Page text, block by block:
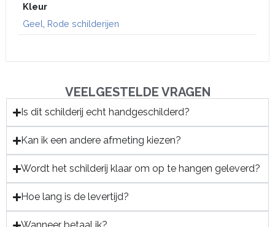
Kleur
Geel Rode schilderijen
VEELGESTELDE VRAGEN
Is dit schilderij echt handgeschilderd?
Kan ik een andere afmeting kiezen?
Wordt het schilderij klaar om op te hangen geleverd?
Hoe lang is de levertijd?